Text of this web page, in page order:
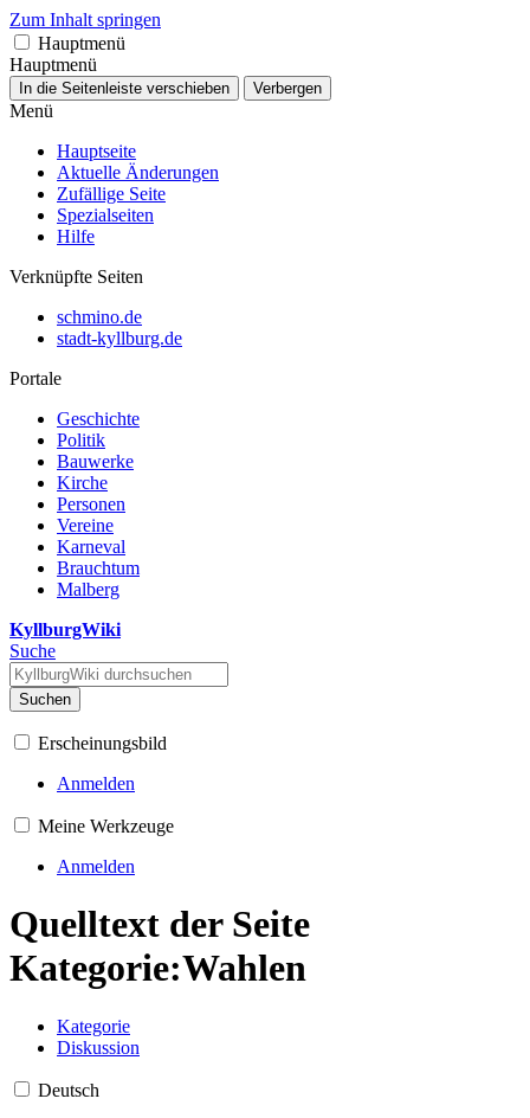
Zum Inhalt springen
Hauptmenü
Hauptmenü
In die Seitenleiste verschieben Verbergen
Menü
Hauptseite
Aktuelle Änderungen
Zufällige Seite
Spezialseiten
Hilfe
Verknüpfte Seiten
schmino.de
stadt-kyllburg.de
Portale
Geschichte
Politik
Bauwerke
Kirche
Personen
Vereine
Karneval
Brauchtum
Malberg
KyllburgWiki
Suche
Suchen
Erscheinungsbild
Anmelden
Meine Werkzeuge
Anmelden
Quelltext der Seite
Kategorie:Wahlen
Kategorie
Diskussion
Deutsch